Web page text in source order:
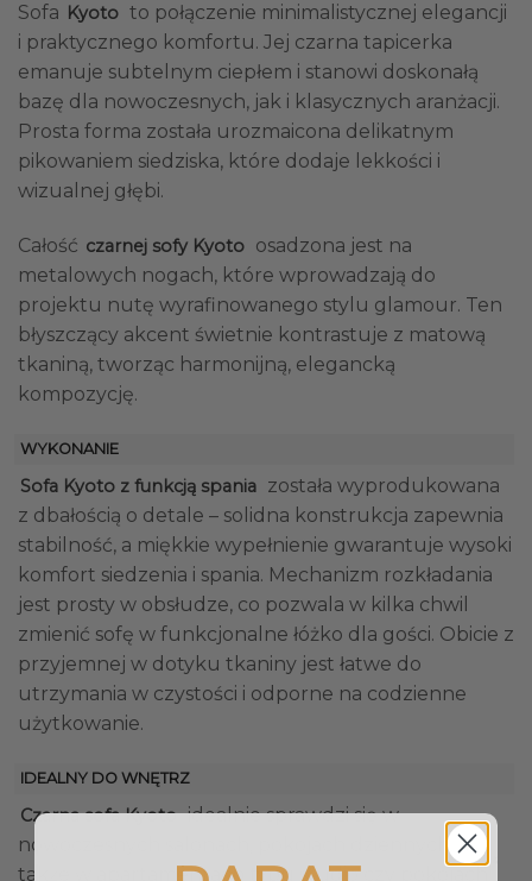
Sofa Kyoto to połączenie minimalistycznej elegancji
i praktycznego komfortu. Jej czarna tapicerka
emanuje subtelnym ciepłem i stanowi doskonałą
bazę dla nowoczesnych, jak i klasycznych aranżacji.
Prosta forma została urozmaicona delikatnym
pikowaniem siedziska, które dodaje lekkości i
wizualnej głębi.
Całość czarnej sofy Kyoto osadzona jest na
metalowych nogach, które wprowadzają do
projektu nutę wyrafinowanego stylu glamour. Ten
błyszczący akcent świetnie kontrastuje z matową
tkaniną, tworząc harmonijną, elegancką
kompozycję.
WYKONANIE
Sofa Kyoto z funkcją spania została wyprodukowana
z dbałością o detale – solidna konstrukcja zapewnia
stabilność, a miękkie wypełnienie gwarantuje wysoki
komfort siedzenia i spania. Mechanizm rozkładania
jest prosty w obsłudze, co pozwala w kilka chwil
zmienić sofę w funkcjonalne łóżko dla gości. Obicie z
przyjemnej w dotyku tkaniny jest łatwe do
utrzymania w czystości i odporne na codzienne
użytkowanie.
IDEALNY DO WNĘTRZ
Czarna sofa Kyoto idealnie sprawdzi się w
nowoczesnych salonach, pokojach dziennych, a
także w apartamentach typu studio czy pokojach